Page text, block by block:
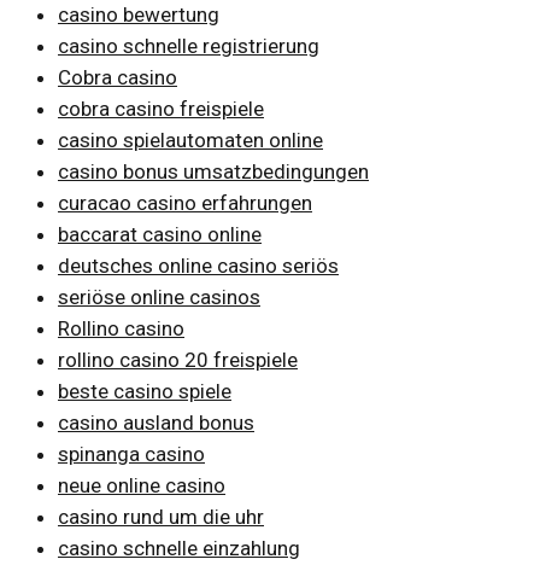
casino bewertung
casino schnelle registrierung
Cobra casino
cobra casino freispiele
casino spielautomaten online
casino bonus umsatzbedingungen
curacao casino erfahrungen
baccarat casino online
deutsches online casino seriös
seriöse online casinos
Rollino casino
rollino casino 20 freispiele
beste casino spiele
casino ausland bonus
spinanga casino
neue online casino
casino rund um die uhr
casino schnelle einzahlung